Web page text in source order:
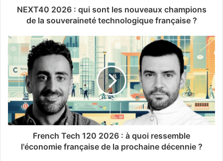
NEXT40 2026 : qui sont les nouveaux champions
de la souveraineté technologique française ?
French Tech 120 2026 : à quoi ressemble
l'économie française de la prochaine décennie ?